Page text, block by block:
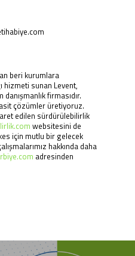
beri kurumlara
hizmeti sunan Levent,
firmasıdır.
çözümler üretiyoruz.
edilen sürdürülebilirlik
websitesini de
için mutlu bir gelecek
hakkında daha
adresinden